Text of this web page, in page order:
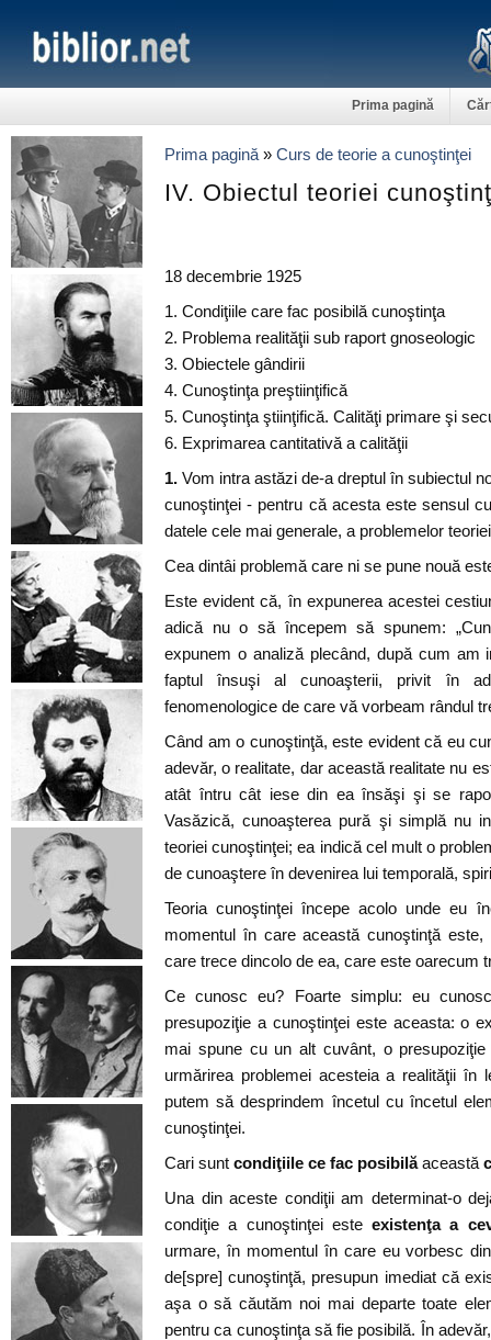
Prima pagină
Prima pagină » Curs de teorie a cunoştinţei
IV. Obiectul teoriei
18 decembrie 1925
1. Condiţiile care fac posibilă cunoştinţa
2. Problema realităţii sub raport gnoseologic
3. Obiectele gândirii
4. Cunoştinţa preştiinţifică
5. Cunoştinţa ştiinţifică. Calităţi primare şi
6. Exprimarea cantitativă a calităţii
1. Vom intra astăzi de-a dreptul în subiectul
cunoştinţei - pentru că acesta este sensul
datele cele mai generale, a problemelor
Cea dintâi problemă care ni se pune nouă
Este evident că, în expunerea acestei
adică nu o să începem să spunem:
expunem o analiză plecând, după cum am
faptul însuşi al cunoaşterii, privit în
fenomenologice de care vă vorbeam rândul
Când am o cunoştinţă, este evident că eu
adevăr, o realitate, dar această realitate nu
atât întru cât iese din ea însăşi şi se
Vasăzică, cunoaşterea pură şi simplă nu
teoriei cunoştinţei; ea indică cel mult o
de cunoaştere în devenirea lui temporală,
Teoria cunoştinţei începe acolo unde eu
momentul în care această cunoştinţă
care trece dincolo de ea, care este oarecum
Ce cunosc eu? Foarte simplu: eu
presupoziţie a cunoştinţei este aceasta: o
mai spune cu un alt cuvânt, o
urmărirea problemei acesteia a realităţii în
putem să desprindem încetul cu încetul
cunoştinţei.
Cari sunt condiţiile ce fac posibilăaceastă
Una din aceste condiţii am determinat-o
condiţie a cunoştinţei esteexistenţa a
urmare, în momentul în care eu vorbesc
de[spre] cunoştinţă, presupun imediat că
aşa o să căutăm noi mai departe toate
pentru ca cunoştinţa să fie posibilă. În